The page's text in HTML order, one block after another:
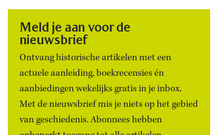
Meld je aan voor de
nieuwsbrief
Ontvang historische artikelen met een
actuele aanleiding, boekrecensies én
aanbiedingen wekelijks gratis in je inbox.
Met de nieuwsbrief mis je niets op het gebied
van geschiedenis. Abonnees hebben